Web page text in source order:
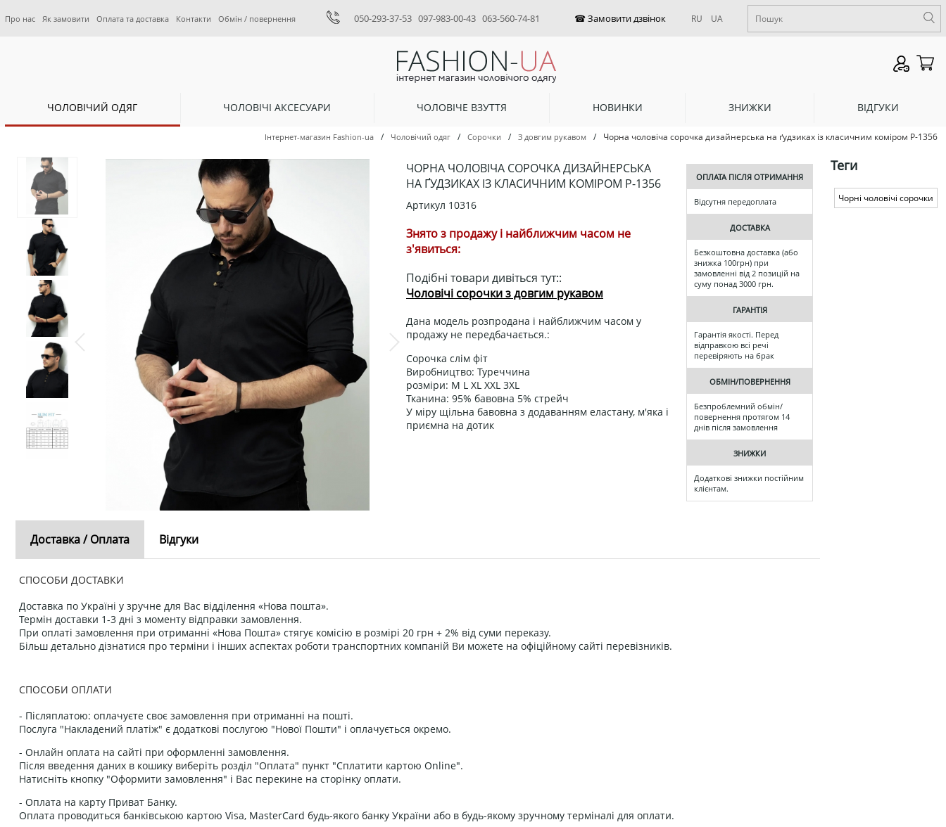
Про нас Як замовити Оплата та доставка Контакти Обмін / повернення 050-293-37-53 097-983-00-43 063-560-74-81 RU UA
ЧОЛОВІЧИЙ ОДЯГ ЧОЛОВІЧІ АКСЕСУАРИ ЧОЛОВІЧЕ ВЗУТТЯ НОВИНКИ ЗНИЖКИ ВІДГУКИ
Інтернет-магазин Fashion-ua / Чоловічий одяг / Сорочки / З довгим рукавом / Чорна чоловіча сорочка дизайнерська на ґудзиках із класичним коміром Р-1356
ЧОРНА ЧОЛОВІЧА СОРОЧКА ДИЗАЙНЕРСЬКА
НА ҐУДЗИКАХ ІЗ КЛАСИЧНИМ КОМІРОМ Р-1356
Артикул 10316
Знято з продажу і найближчим часом не
з'явиться:
Подібні товари дивіться тут::
Чоловічі сорочки з довгим рукавом
Дана модель розпродана і найближчим часом у
продажу не передбачається.:
Сорочка слім фіт
Виробництво: Туреччина
розміри: M L XL XXL 3XL
Тканина: 95% бавовна 5% стрейч
У міру щільна бавовна з додаванням еластану, м'яка і
приємна на дотик
ОПЛАТА ПІСЛЯ ОТРИМАННЯ
Відсутня передоплата
ДОСТАВКА
Безкоштовна доставка (або
знижка 100грн) при
замовленні від 2 позицій на
суму понад 3000 грн.
ГАРАНТІЯ
Гарантія якості. Перед
відправкою всі речі
перевіряють на брак
ОБМІН/ПОВЕРНЕННЯ
Безпроблемний обмін/
повернення протягом 14
днів після замовлення
ЗНИЖКИ
Додаткові знижки постійним
клієнтам.
Доставка / Оплата Відгуки
СПОСОБИ ДОСТАВКИ
Доставка по Україні у зручне для Вас відділення «Нова пошта».
Термін доставки 1-3 дні з моменту відправки замовлення.
При оплаті замовлення при отриманні «Нова Пошта» стягує комісію в розмірі 20 грн + 2% від суми переказу.
Більш детально дізнатися про терміни і інших аспектах роботи транспортних компаній Ви можете на офіційному сайті перевізників.
СПОСОБИ ОПЛАТИ
- Післяплатою: оплачуєте своє замовлення при отриманні на пошті.
Послуга "Накладений платіж" є додаткові послугою "Нової Пошти" і оплачується окремо.
- Онлайн оплата на сайті при оформленні замовлення.
Після введення даних в кошику виберіть розділ "Оплата" пункт "Сплатити картою Online".
Натисніть кнопку "Оформити замовлення" і Вас перекине на сторінку оплати.
- Оплата на карту Приват Банку.
Оплата проводиться банківською картою Visa, MasterCard будь-якого банку України або в будь-якому зручному терміналі для оплати.
Теги
Чорні чоловічі сорочки